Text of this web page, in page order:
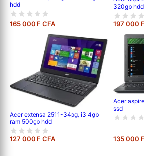
hdd
165 000 F CFA
320gb hdd
197 000
Acer extensa 2511-34pg, i3 4gb
ram 500gb hdd
127 000 F CFA
Acer
ssd
135 000